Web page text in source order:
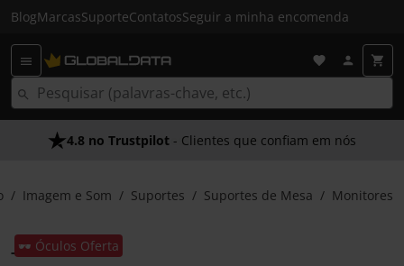
BlogMarcasSuporteContatosSeguir a minha encomenda
4.8 no Trustpilot - Clientes que confiam em nós
Imagem e Som Suportes Suportes de Mesa Monitores
🕶️ Óculos Oferta